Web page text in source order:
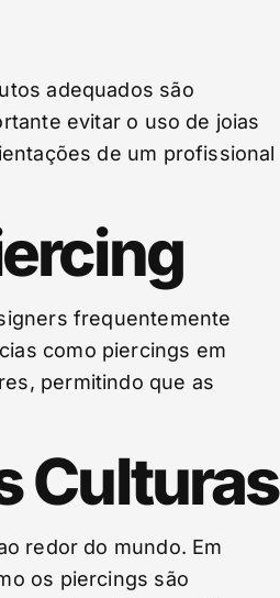
adequados são
evitar o uso de joias
de um profissional
frequentemente
como piercings em
permitindo que as
Culturas
redor do mundo. Em
os piercings são